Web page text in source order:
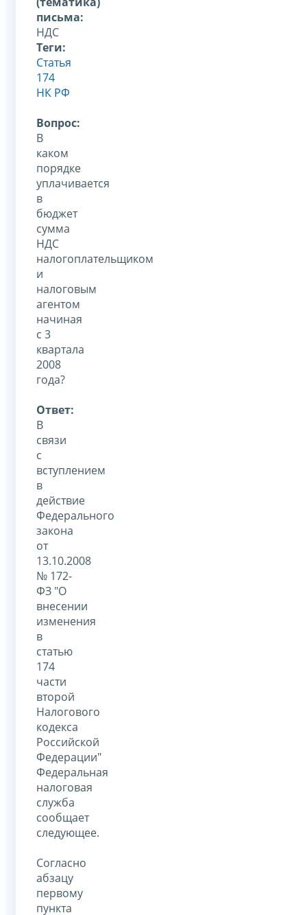
письма:
НДС
Теги:
Статья
174
НК РФ
Вопрос:
В
каком
порядке
уплачивается
в
бюджет
сумма
НДС
налогоплательщиком
и
налоговым
агентом
начиная
с 3
квартала
2008
года?
Ответ:
В
связи
с
вступлением
в
действие
Федерального
закона
от
13.10.2008
№ 172-
ФЗ "О
внесении
изменения
в
статью
174
части
второй
Налогового
кодекса
Российской
Федерации"
Федеральная
налоговая
служба
сообщает
следующее.
Согласно
абзацу
первому
пункта